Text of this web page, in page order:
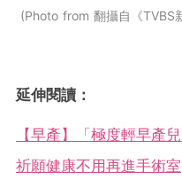
Photo from 翻攝自《TVBS
延伸閱讀：
【早產】「極度輕早產
祈願健康不用再進手術室